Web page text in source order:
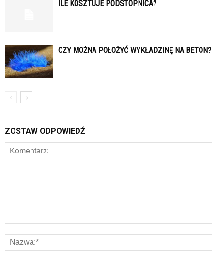
ILE KOSZTUJE PODSTOPNICA?
CZY MOŻNA POŁOŻYĆ WYKŁADZINĘ NA BETON?
ZOSTAW ODPOWIEDŹ